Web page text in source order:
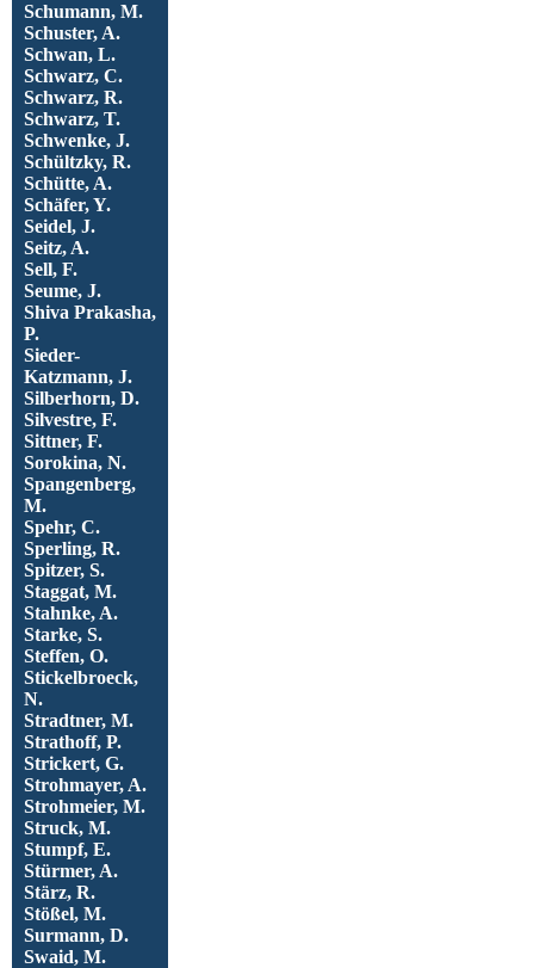
Schumann, M.
Schuster, A.
Schwan, L.
Schwarz, C.
Schwarz, R.
Schwarz, T.
Schwenke, J.
Schültzky, R.
Schütte, A.
Schäfer, Y.
Seidel, J.
Seitz, A.
Sell, F.
Seume, J.
Shiva Prakasha,
P.
Sieder-
Katzmann, J.
Silberhorn, D.
Silvestre, F.
Sittner, F.
Sorokina, N.
Spangenberg,
M.
Spehr, C.
Sperling, R.
Spitzer, S.
Staggat, M.
Stahnke, A.
Starke, S.
Steffen, O.
Stickelbroeck,
N.
Stradtner, M.
Strathoff, P.
Strickert, G.
Strohmayer, A.
Strohmeier, M.
Struck, M.
Stumpf, E.
Stürmer, A.
Stärz, R.
Stößel, M.
Surmann, D.
Swaid, M.